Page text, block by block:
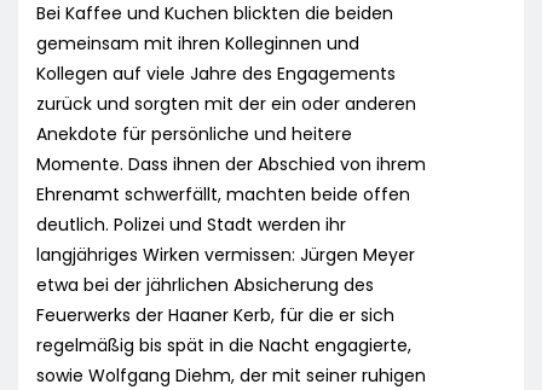
Bei Kaffee und Kuchen blickten die beiden
gemeinsam mit ihren Kolleginnen und
Kollegen auf viele Jahre des Engagements
zurück und sorgten mit der ein oder anderen
Anekdote für persönliche und heitere
Momente. Dass ihnen der Abschied von ihrem
Ehrenamt schwerfällt, machten beide offen
deutlich. Polizei und Stadt werden ihr
langjähriges Wirken vermissen: Jürgen Meyer
etwa bei der jährlichen Absicherung des
Feuerwerks der Haaner Kerb, für die er sich
regelmäßig bis spät in die Nacht engagierte,
sowie Wolfgang Diehm, der mit seiner ruhigen